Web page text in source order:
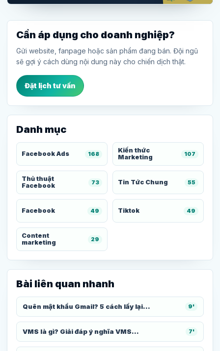
Cần áp dụng cho doanh nghiệp?
Gửi website, fanpage hoặc sản phẩm đang bán. Đội ngũ
sẽ gợi ý cách dùng nội dung này cho chiến dịch thật.
Đặt lịch tư vấn
Danh mục
Facebook Ads 168
Kiến thức
Marketing
107
Thủ thuật
Facebook
73 Tin Tức Chung 55
Facebook 49 Tiktok 49
Content
marketing
29
Bài liên quan nhanh
Quên mật khẩu Gmail? 5 cách lấy lại... 9'
VMS là gì? Giải đáp ý nghĩa VMS... 7'